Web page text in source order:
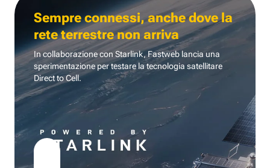
Sempre connessi, anche dove la
rete terrestre non arriva
In collaborazione con Starlink, Fastweb lancia una
sperimentazione per testare la tecnologia satellitare
Direct to Cell.